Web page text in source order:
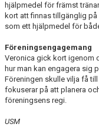
hjälpmedel för främst
kort att finnas tillgänglig
som ett hjälpmedel för
Föreningsengagemang
Veronica gick kort igenom
hur man kan engagera sig
Föreningen skulle vilja få
fokuserar på att planera
föreningsens regi.
USM